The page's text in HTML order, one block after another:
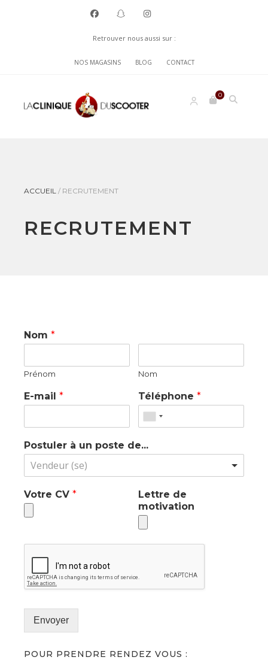
Retrouver nous aussi sur :
NOS MAGASINS BLOG CONTACT
0
ACCUEIL / RECRUTEMENT
RECRUTEMENT
Nom *
Prénom Nom
E-mail * Téléphone*
Postuler à un poste de...
Vendeur (se)
Votre CV *
Lettre de
motivation
Envoyer
POUR PRENDRE RENDEZ VOUS :